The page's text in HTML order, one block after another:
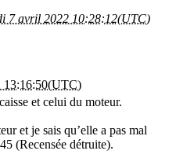
7 avril 2022 10:28:12(UTC)
13:16:50(UTC)
et celui du moteur.
et je sais qu’elle a pas mal
(Recensée détruite).